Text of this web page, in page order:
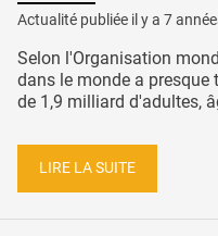
Actualité publiée il y a 7
Selon l'Organisation
dans le monde a presque
de 1,9 milliard d'adultes,
LIRE LA SUITE